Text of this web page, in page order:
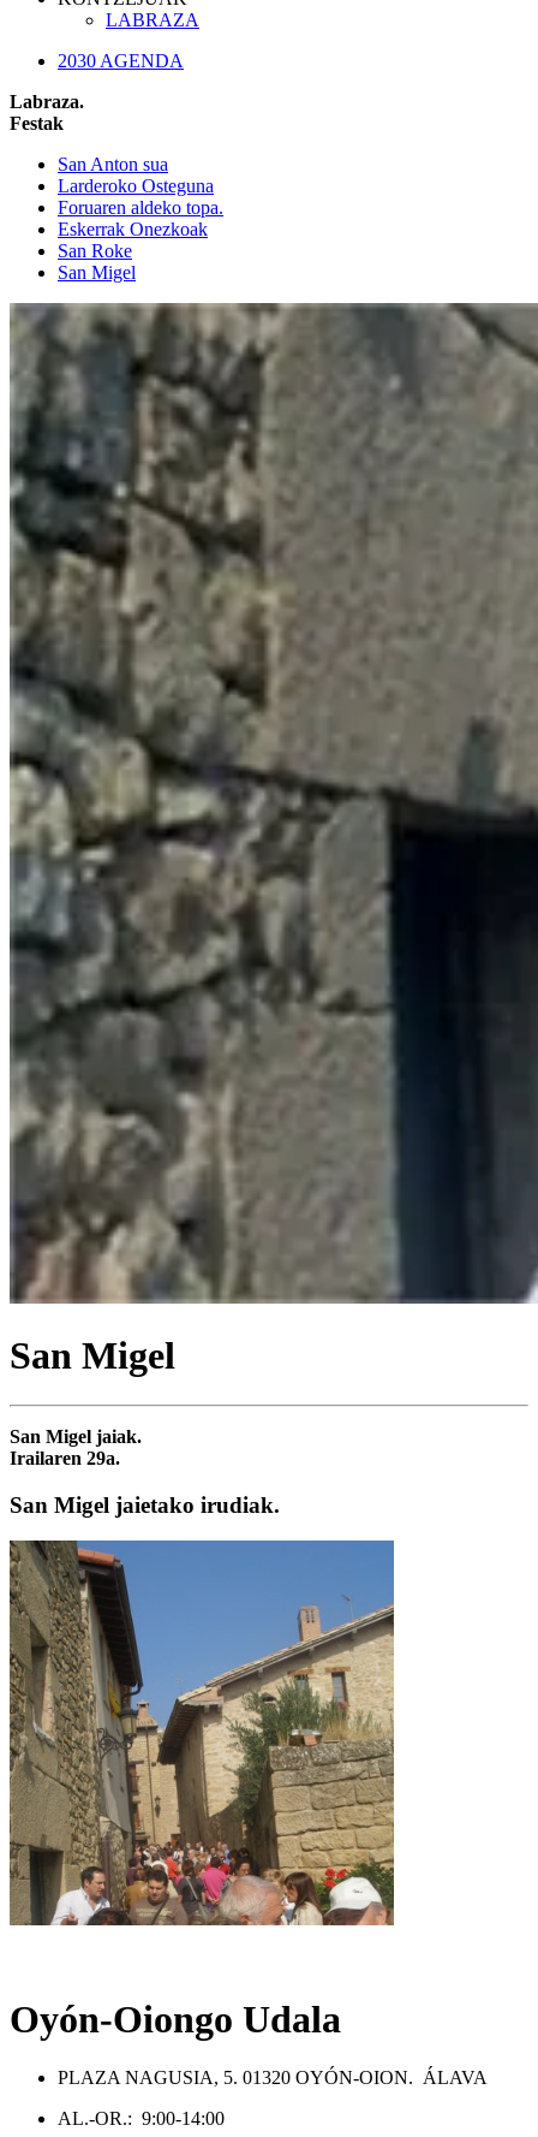
LABRAZA
2030 AGENDA
Labraza.
Festak
San Anton sua
Larderoko Osteguna
Foruaren aldeko topa.
Eskerrak Onezkoak
San Roke
San Migel
San Migel
San Migel jaiak.
Irailaren 29a.
San Migel jaietako irudiak.
Oyón-Oiongo Udala
PLAZA NAGUSIA, 5. 01320 OYÓN-OION. ÁLAVA
AL.-OR.: 9:00-14:00